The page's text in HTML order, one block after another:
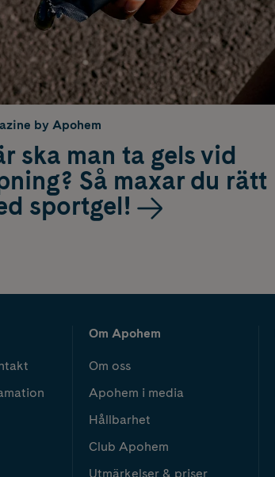
by Apohem
ska man ta gels vid
Så maxar du rätt
sportgel!
Om Apohem
Om oss
Apohem i media
Hållbarhet
Club Apohem
Utmärkelser & priser